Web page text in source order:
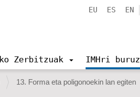
EU ES EN
Zerbitzuak IMHri buruz
13. Forma eta poligonoekin lan egiten